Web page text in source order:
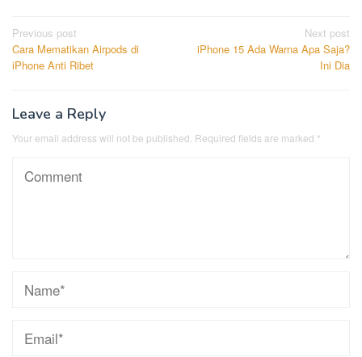
Post
navigation
Previous post
Cara Mematikan Airpods di
iPhone Anti Ribet
Next post
iPhone 15 Ada Warna Apa Saja?
Ini Dia
Leave a Reply
Your email address will not be published. Required fields are marked *